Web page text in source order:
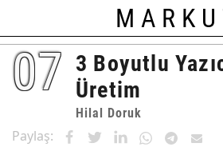
07 3 Boyutlu
Üretim
Hilal Doruk
Paylaş: